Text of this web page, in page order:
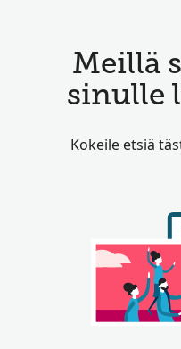
Meillä
sinulle
Kokeile etsiä